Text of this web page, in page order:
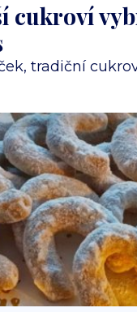
cukroví
tradiční